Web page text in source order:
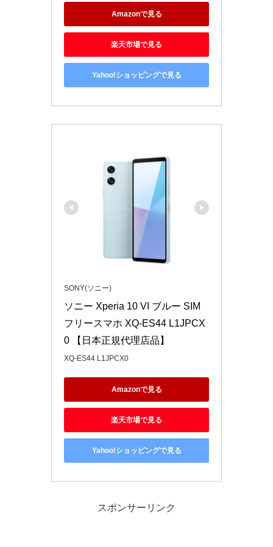
Amazonで見る
楽天市場で見る
Yahoo!ショッピングで見る
SONY(ソニー)
ソニー Xperia 10 VI ブルー SIM
フリースマホ XQ-ES44 L1JPCX
0 【日本正規代理店品】
XQ-ES44 L1JPCX0
Amazonで見る
楽天市場で見る
Yahoo!ショッピングで見る
スポンサーリンク